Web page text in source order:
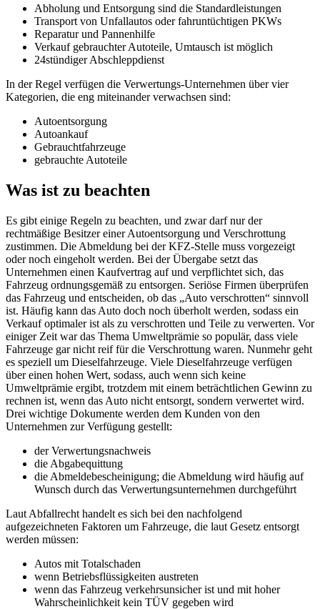
Abholung und Entsorgung sind die Standardleistungen
Transport von Unfallautos oder fahruntüchtigen PKWs
Reparatur und Pannenhilfe
Verkauf gebrauchter Autoteile, Umtausch ist möglich
24stündiger Abschleppdienst
In der Regel verfügen die Verwertungs-Unternehmen über vier
Kategorien, die eng miteinander verwachsen sind:
Autoentsorgung
Autoankauf
Gebrauchtfahrzeuge
gebrauchte Autoteile
Was ist zu beachten
Es gibt einige Regeln zu beachten, und zwar darf nur der
rechtmäßige Besitzer einer Autoentsorgung und Verschrottung
zustimmen. Die Abmeldung bei der KFZ-Stelle muss vorgezeigt
oder noch eingeholt werden. Bei der Übergabe setzt das
Unternehmen einen Kaufvertrag auf und verpflichtet sich, das
Fahrzeug ordnungsgemäß zu entsorgen. Seriöse Firmen überprüfen
das Fahrzeug und entscheiden, ob das „Auto verschrotten“ sinnvoll
ist. Häufig kann das Auto doch noch überholt werden, sodass ein
Verkauf optimaler ist als zu verschrotten und Teile zu verwerten. Vor
einiger Zeit war das Thema Umweltprämie so populär, dass viele
Fahrzeuge gar nicht reif für die Verschrottung waren. Nunmehr geht
es speziell um Dieselfahrzeuge. Viele Dieselfahrzeuge verfügen
über einen hohen Wert, sodass, auch wenn sich keine
Umweltprämie ergibt, trotzdem mit einem beträchtlichen Gewinn zu
rechnen ist, wenn das Auto nicht entsorgt, sondern verwertet wird.
Drei wichtige Dokumente werden dem Kunden von den
Unternehmen zur Verfügung gestellt:
der Verwertungsnachweis
die Abgabequittung
die Abmeldebescheinigung; die Abmeldung wird häufig auf
Wunsch durch das Verwertungsunternehmen durchgeführt
Laut Abfallrecht handelt es sich bei den nachfolgend
aufgezeichneten Faktoren um Fahrzeuge, die laut Gesetz entsorgt
werden müssen:
Autos mit Totalschaden
wenn Betriebsflüssigkeiten austreten
wenn das Fahrzeug verkehrsunsicher ist und mit hoher
Wahrscheinlichkeit kein TÜV gegeben wird